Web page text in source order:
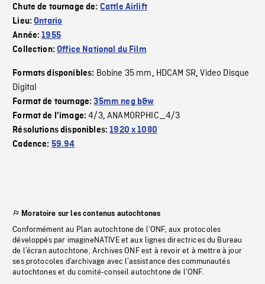
Chute de tournage de: Cattle Airlift
Lieu:Ontario
Année:1955
Collection:Office National du Film
Formats disponibles: Bobine 35 mm, HDCAM SR,Video Disque
Digital
Format de tournage:35mm neg b&w
Format de l'image:4/3,ANAMORPHIC_4/3
Résolutions disponibles:1920 x 1080
Cadence: 59.94
Moratoire sur les contenus autochtones
Conformément au Plan autochtone de l’ONF, aux protocoles
développés par imagineNATIVE et aux lignes directrices du Bureau
de l’écran autochtone, Archives ONF est à revoir et à mettre à jour
ses protocoles d’archivage avec l’assistance des communautés
autochtones et du comité-conseil autochtone de l’ONF.